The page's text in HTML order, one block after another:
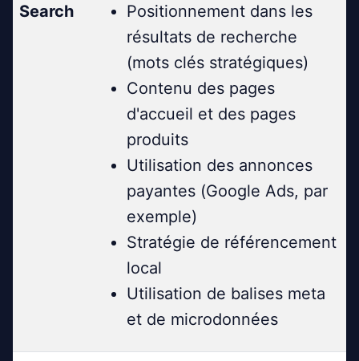
Search
Positionnement dans les
résultats de recherche
(mots clés stratégiques)
Contenu des pages
d'accueil et des pages
produits
Utilisation des annonces
payantes (Google Ads, par
exemple)
Stratégie de référencement
local
Utilisation de balises meta
et de microdonnées